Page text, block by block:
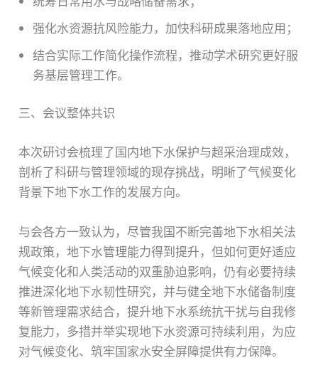
强化水资源抗风险能力，加快科研成果落地应用；
结合实际工作简化操作流程，推动学术研究更好服
务基层管理工作。
三、会议整体共识
本次研讨会梳理了国内地下水保护与超采治理成效，
剖析了科研与管理领域的现存挑战，明晰了气候变化
背景下地下水工作的发展方向。
与会各方一致认为，尽管我国不断完善地下水相关法
规政策，地下水管理能力得到提升，但如何更好适应
气候变化和人类活动的双重胁迫影响，仍有必要持续
推进深化地下水韧性研究，并与健全地下水储备制度
等新管理需求结合，提升地下水系统抗干扰与自我修
复能力，多措并举实现地下水资源可持续利用，为应
对气候变化、筑牢国家水安全屏障提供有力保障。